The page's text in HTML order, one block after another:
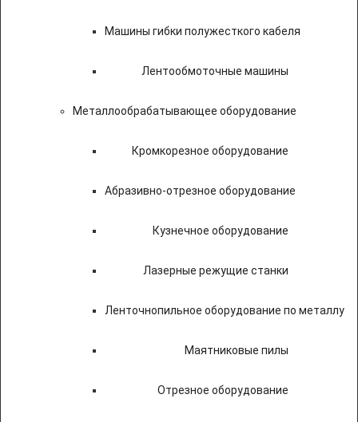
Машины гибки полужесткого кабеля
Лентообмоточные машины
Металлообрабатывающее оборудование
Кромкорезное оборудование
Абразивно-отрезное оборудование
Кузнечное оборудование
Лазерные режущие станки
Ленточнопильное оборудование по металлу
Маятниковые пилы
Отрезное оборудование